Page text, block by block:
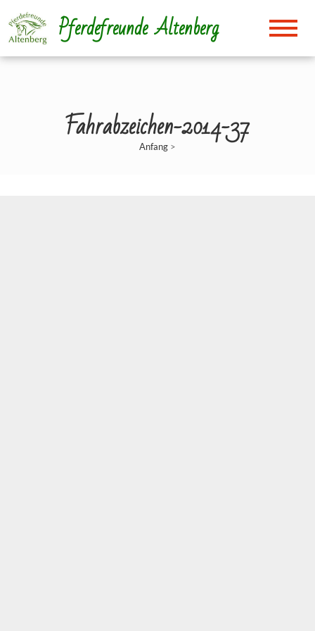
zum
Inhalt
Pferdefreunde Altenberg
Fahrabzeichen-2014-37
Anfang >